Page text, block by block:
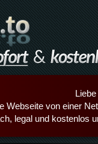
Webseite von einer
legal und kostenlos